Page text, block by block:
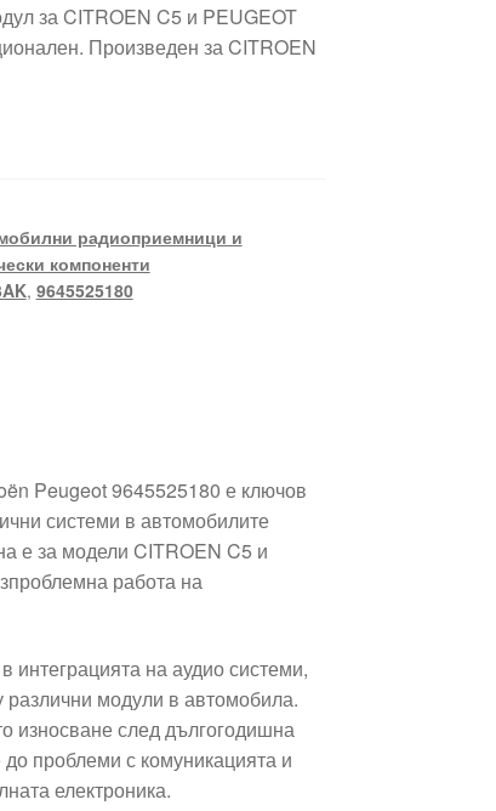
за CITROEN C5 и PEUGEOT
Произведен за CITROEN
радиоприемници и
компоненти
, 9645525180
Peugeot 9645525180 е ключов
системи в автомобилите
е за модели CITROEN C5 и
работа на
интеграцията на аудио системи,
модули в автомобила.
износване след дългогодишна
проблеми с комуникацията и
електроника.